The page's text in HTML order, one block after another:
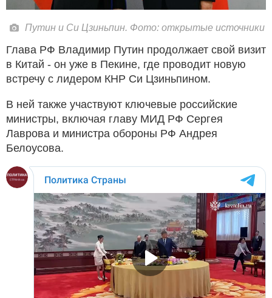
Путин и Си Цзиньпин. Фото: открытые источники
Глава РФ Владимир Путин продолжает свой визит
в Китай - он уже в Пекине, где проводит новую
встречу с лидером КНР Си Цзиньпином.
В ней также участвуют ключевые российские
министры, включая главу МИД РФ Сергея
Лаврова и министра обороны РФ Андрея
Белоусова.